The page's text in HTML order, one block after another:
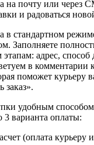
на почту или через
и радоваться
в стандартном
Заполняете
адрес, способ
в комментарии
поможет курьеру
удобным
3 варианта оплаты:
(оплата курьеру